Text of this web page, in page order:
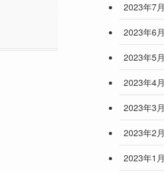
2023年7月
2023年6月
2023年5月
2023年4月
2023年3月
2023年2月
2023年1月